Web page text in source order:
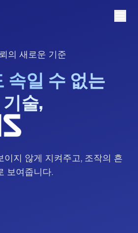
의 새로운 기준
속일 수 없는
술,
이지 않게 지켜주고, 조작의 흔
보여줍니다.